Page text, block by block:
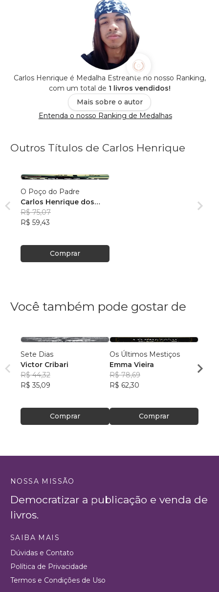
Carlos Henrique é Medalha Estreante no nosso Ranking,
com um total de 1 livros vendidos!
Mais sobre o autor
Entenda o nosso Ranking de Medalhas
Outros Títulos de Carlos Henrique
O Poço do Padre
Carlos Henrique dos
Santos Oliveira
R$ 75,07
R$ 59,43
Comprar
Você também pode gostar de
Sete Dias
Victor Cribari
R$ 44,32
R$ 35,09
Comprar
Os Últimos Mestiços
Emma Vieira
R$ 78,69
R$ 62,30
Comprar
R$
NOSSA MISSÃO
Democratizar a publicação e venda de
livros.
SAIBA MAIS
Dúvidas e Contato
Política de Privacidade
Termos e Condições de Uso